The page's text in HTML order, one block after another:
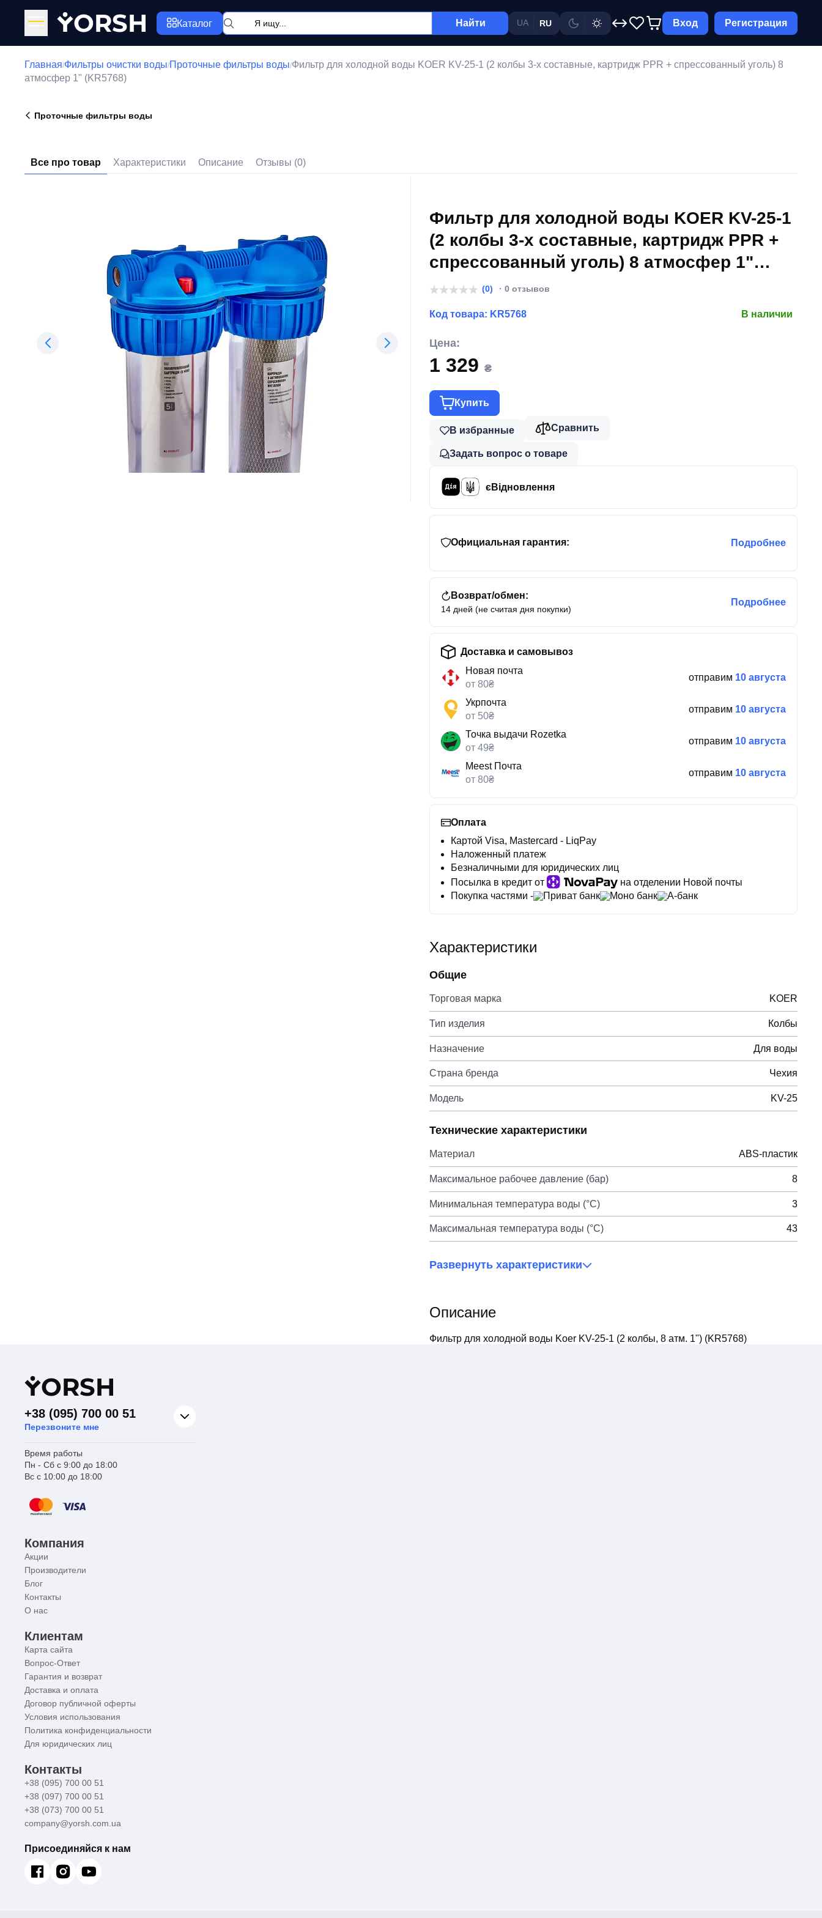
YORSH Каталог Найти UA RU Вход Регистрация
Главная/Фильтры очистки воды/Проточные фильтры воды/Фильтр для холодной воды KOER KV-25-1 (2 колбы 3-х составные, картридж PPR + спрессованный уголь) 8
атмосфер 1" (KR5768)
Проточные фильтры воды
Все про товар Характеристики Описание Отзывы (0)
Фильтр для холодной воды KOER KV-25-1
(2 колбы 3-х составные, картридж PPR +
спрессованный уголь) 8 атмосфер 1"
(KR5768)
(0) · 0 отзывов
Код товара: KR5768 В наличии
Цена:
1 329 ₴
Купить
В избранные Сравнить
Задать вопрос о товаре
єВідновлення
Официальная гарантия: Подробнее
Возврат/обмен:
14 дней (не считая дня покупки)
Подробнее
Доставка и самовывоз
Новая почта
от 80₴
отправим 10 августа
Укрпочта
от 50₴
отправим 10 августа
Точка выдачи Rozetka
от 49₴
отправим 10 августа
Meest Почта
от 80₴
отправим 10 августа
Оплата
Картой Visa, Mastercard - LiqPay
Наложенный платеж
Безналичными для юридических лиц
Посылка в кредит от
на отделении Новой почты
Покупка частями -
Приват банк Моно банк А-банк
Характеристики
Общие
Торговая марка KOER
Тип изделия Колбы
Назначение Для воды
Страна бренда Чехия
Модель KV-25
Технические характеристики
Материал ABS-пластик
Максимальное рабочее давление (бар) 8
Минимальная температура воды (°C) 3
Максимальная температура воды (°C) 43
Развернуть характеристики
Описание
Фильтр для холодной воды Koer KV-25-1 (2 колбы, 8 атм. 1") (KR5768)
YORSH
+38 (095) 700 00 51
Перезвоните мне
Время работы
Пн - Сб с 9:00 до 18:00
Вс с 10:00 до 18:00
Компания
Акции
Производители
Блог
Контакты
О нас
Клиентам
Карта сайта
Вопрос-Ответ
Гарантия и возврат
Доставка и оплата
Договор публичной оферты
Условия использования
Политика конфиденциальности
Для юридических лиц
Контакты
+38 (095) 700 00 51
+38 (097) 700 00 51
+38 (073) 700 00 51
company@yorsh.com.ua
Присоединяйся к нам